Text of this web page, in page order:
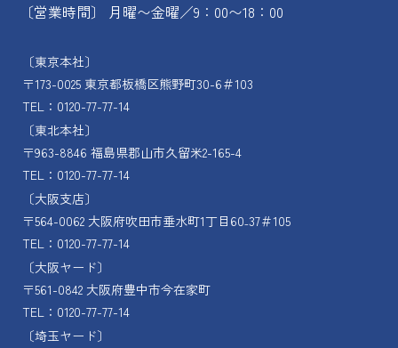
〔営業時間〕 月曜〜金曜／9：00〜18：00
〔東京本社〕
〒173-0025 東京都板橋区熊野町30-6＃103
TEL：0120-77-77-14
〔東北本社〕
〒963-8846 福島県郡山市久留米2-165-4
TEL：0120-77-77-14
〔大阪支店〕
〒564-0062 大阪府吹田市垂水町1丁目60₋37＃105
TEL：0120-77-77-14
〔大阪ヤード〕
〒561-0842 大阪府豊中市今在家町
TEL：0120-77-77-14
〔埼玉ヤード〕